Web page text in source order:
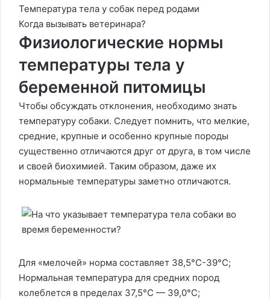
Температура тела у собак перед родами
Когда вызывать ветеринара?
Физиологические нормы
температуры тела у
беременной питомицы
Чтобы обсуждать отклонения, необходимо знать
температуру собаки. Следует помнить, что мелкие,
средние, крупные и особенно крупные породы
существенно отличаются друг от друга, в том числе
и своей биохимией. Таким образом, даже их
нормальные температуры заметно отличаются.
Для «мелочей» норма составляет 38,5°C-39°C;
Нормальная температура для средних пород
колеблется в пределах 37,5°C — 39,0°C;